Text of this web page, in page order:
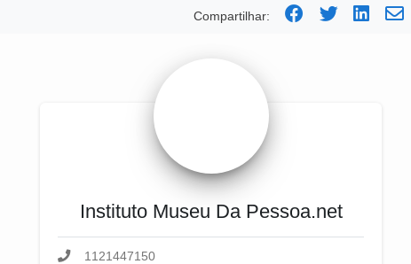
Compartilhar:
Instituto Museu Da Pessoa.net
1121447150